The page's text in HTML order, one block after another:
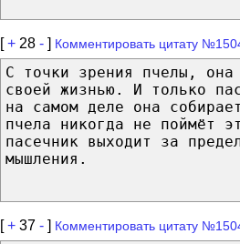
[+ 28 - ] Комментировать цитату
С точки зрения пчелы, она
своей жизнью. И только
на самом деле она
пчела никогда не поймёт
пасечник выходит за
мышления.
[+ 37 - ] Комментировать цитату